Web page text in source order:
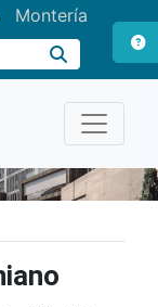
Montería